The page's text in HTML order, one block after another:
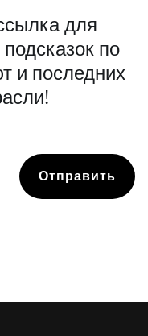
для
по
и последних
Отправить